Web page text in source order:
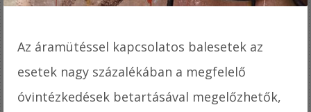
Az áramütéssel kapcsolatos balesetek az
esetek nagy százalékában a megfelelő
óvintézkedések betartásával megelőzhetők,